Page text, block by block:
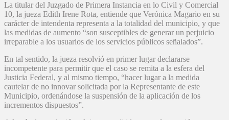
La titular del Juzgado de Primera Instancia en lo Civil y Comercial
10, la jueza Edith Irene Rota, entiende que Verónica Magario en su
carácter de intendenta representa a la totalidad del municipio, y que
las medidas de aumento “son susceptibles de generar un perjuicio
irreparable a los usuarios de los servicios públicos señalados”.
En tal sentido, la jueza resolvió en primer lugar declararse
incompetente para permitir que el caso se remita a la esfera del
Justicia Federal, y al mismo tiempo, “hacer lugar a la medida
cautelar de no innovar solicitada por la Representante de este
Municipio, ordenándose la suspensión de la aplicación de los
incrementos dispuestos”.